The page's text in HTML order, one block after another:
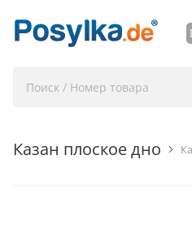
Казан плоское дно